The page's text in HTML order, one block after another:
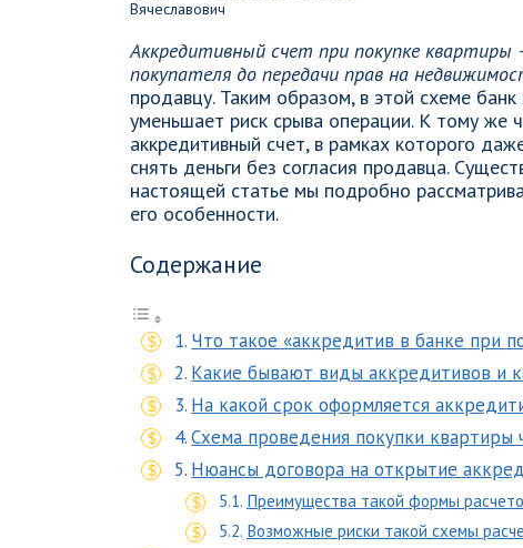
Аккредитивный счет при покупке
покупателя до передачи прав на
продавцу. Таким образом, в этой схеме
уменьшает риск срыва операции. К тому же
аккредитивный счет, в рамках которого
снять деньги без согласия продавца.
настоящей статье мы подробно
его особенности.
Содержание
Что такое «аккредитив в банке при
Какие бывают виды аккредитивов и
На какой срок оформляется
Схема проведения покупки квартиры
Нюансы договора на открытие
Преимущества такой формы
Возможные риски такой схемы